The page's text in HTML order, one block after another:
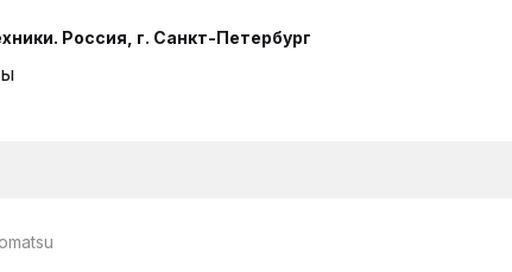
Россия, г. Санкт-Петербург